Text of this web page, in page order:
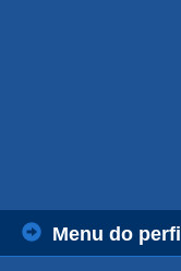
Menu do perfil